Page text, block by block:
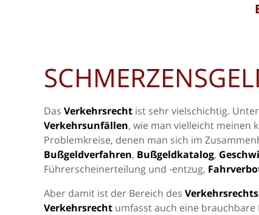
Das Verkehrsrecht ist sehr vielschichtig.
Verkehrsunfällen, wie man vielleicht meinen
Problemkreise, denen man sich im
Bußgeldverfahren, Bußgeldkatalog,
Führerscheinerteilung und -entzug,
Aber damit ist der Bereich des Verkehrsrechts
Verkehrsrecht umfasst auch eine